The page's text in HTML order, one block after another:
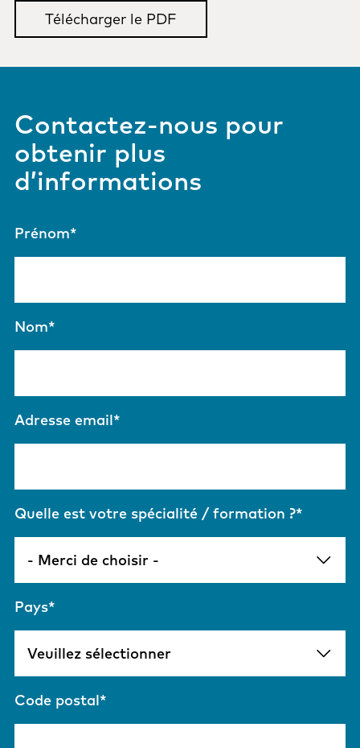
Télécharger le PDF
Contactez-nous pour
obtenir plus
d’informations
Prénom*
Nom*
Adresse email*
Quelle est votre spécialité / formation ?*
Pays*
Code postal*